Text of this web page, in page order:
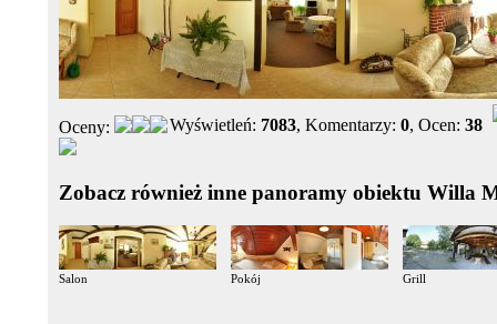
Oceny: Wyświetleń: 7083, Komentarzy: 0, Ocen: 38
Zobacz również inne panoramy obiektu Willa
Salon Pokój Grill